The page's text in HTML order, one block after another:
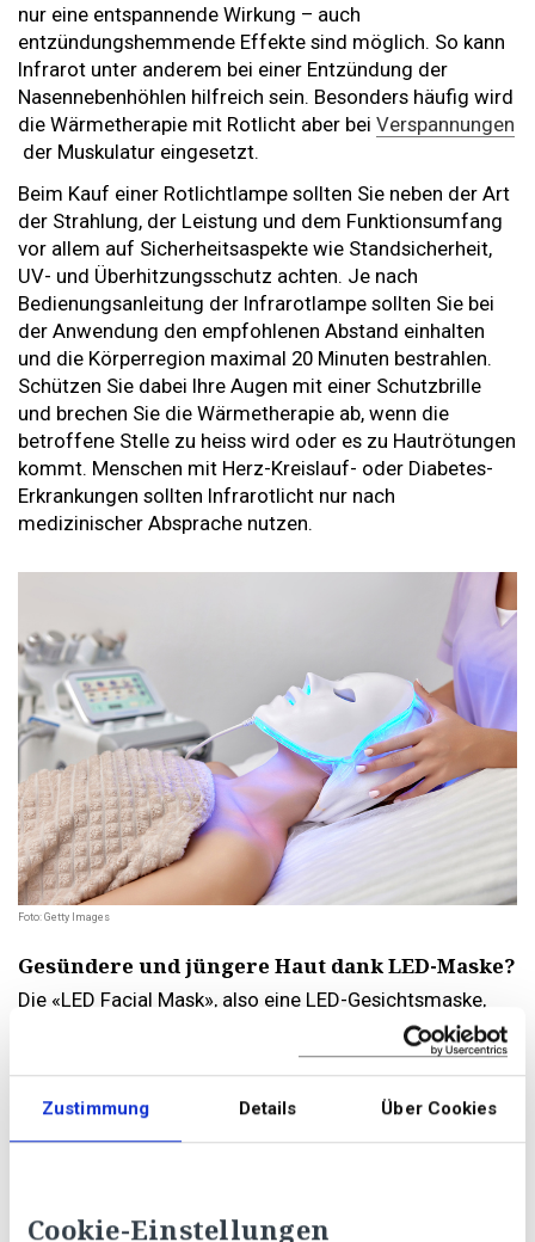
Zustimmung Details Über Cookies
Cookie-Einstellungen
nur eine entspannende Wirkung – auch
entzündungshemmende Effekte sind möglich. So kann
Infrarot unter anderem bei einer Entzündung der
Nasennebenhöhlen hilfreich sein. Besonders häufig wird
die Wärmetherapie mit Rotlicht aber bei Verspannungen
der Muskulatur eingesetzt.
Beim Kauf einer Rotlichtlampe sollten Sie neben der Art
der Strahlung, der Leistung und dem Funktionsumfang
vor allem auf Sicherheitsaspekte wie Standsicherheit,
UV- und Überhitzungsschutz achten. Je nach
Bedienungsanleitung der Infrarotlampe sollten Sie bei
der Anwendung den empfohlenen Abstand einhalten
und die Körperregion maximal 20 Minuten bestrahlen.
Schützen Sie dabei Ihre Augen mit einer Schutzbrille
und brechen Sie die Wärmetherapie ab, wenn die
betroffene Stelle zu heiss wird oder es zu Hautrötungen
kommt. Menschen mit Herz-Kreislauf- oder Diabetes-
Erkrankungen sollten Infrarotlicht nur nach
medizinischer Absprache nutzen.
Foto: Getty Images
Gesündere und jüngere Haut dank LED-Maske?
Die «LED Facial Mask», also eine LED-Gesichtsmaske,
sorgt seit einiger Zeit für Aufsehen im Beauty-Bereich.
Die Gesichtsmaske ist mit unzähligen LED-Lämpchen
bestückt, deren Licht je nach Farbe unterschiedlichen
Hautproblemen entgegenwirken soll. So soll etwa die
Lichttherapie mit blauem Licht bei Akne helfen – vor
die Kollagenbildung anregen und dadurch Falten